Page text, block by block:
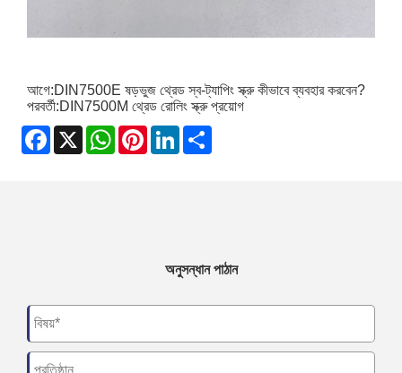
আগে:DIN7500E ষড়ভুজ থ্রেড স্ব-ট্যাপিং স্ক্রু কীভাবে ব্যবহার করবেন?
পরবর্তী:DIN7500M থ্রেড রোলিং স্ক্রু প্রয়োগ
Facebook
X WhatsApp
PinterestLinkedIn
অনুসন্ধান পাঠান